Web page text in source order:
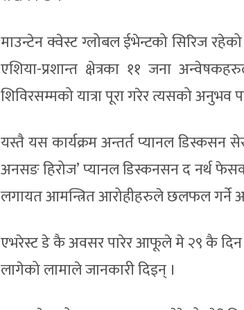
माउन्टेन क्वेस्ट ग्लोबल ईभेन्टको सिरिज
एशिया-प्रशान्त क्षेत्रका ११ जना
शिविरसम्मको यात्रा पूरा गरेर त्यसको अनुभव
यस्तै यस कार्यक्रम अन्तर्त प्यानल
अनसङ हिरोज’ प्यानल डिस्कनसन द नर्थ
लगायत आमन्त्रित आरोहीहरुले छलफल
एभरेस्ट डे कै अवसर पारेर आफूले मे २९ कै दिन
लागेको लामाले जानकारी दिइन् ।